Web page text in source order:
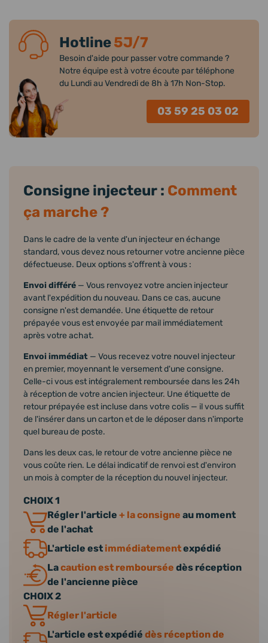
Hotline5J/7
Besoin d'aide pour passer votre commande ?
Notre équipe est à votre écoute par téléphone
du Lundi au Vendredi de 8h à 17h Non-Stop.
03 59 25 03 02
Consigne injecteur : Comment
ça marche ?
Dans le cadre de la vente d'un injecteur en échange
standard, vous devez nous retourner votre ancienne pièce
défectueuse. Deux options s'offrent à vous :
Envoi différé — Vous renvoyez votre ancien injecteur
avant l'expédition du nouveau. Dans ce cas, aucune
consigne n'est demandée. Une étiquette de retour
prépayée vous est envoyée par mail immédiatement
après votre achat.
Envoi immédiat — Vous recevez votre nouvel injecteur
en premier, moyennant le versement d'une consigne.
Celle-ci vous est intégralement remboursée dans les 24h
à réception de votre ancien injecteur. Une étiquette de
retour prépayée est incluse dans votre colis — il vous suffit
de l'insérer dans un carton et de le déposer dans n'importe
quel bureau de poste.
Dans les deux cas, le retour de votre ancienne pièce ne
vous coûte rien. Le délai indicatif de renvoi est d'environ
un mois à compter de la réception du nouvel injecteur.
CHOIX 1
Régler l'article + la consigne au moment
de l'achat
L'article est immédiatementexpédié
Lacaution est remboursée dès réception
de l'ancienne pièce
CHOIX 2
Régler l'article
L'article est expédié dès réception de